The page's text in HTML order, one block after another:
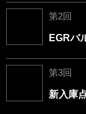
第2回
EGRバ
第3回
新入庫